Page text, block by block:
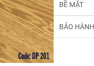
BỀ MẶT
BẢO HÀNH